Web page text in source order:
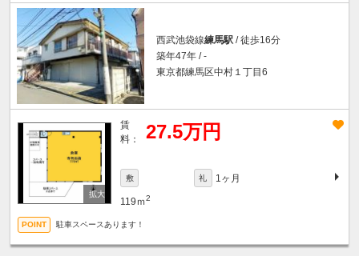
西武池袋線練馬駅 / 徒歩16分
築年47年 / -
東京都練馬区中村１丁目6
賃
料：
27.5万円
敷 礼 1ヶ月
119ｍ2
駐車スペースあります！